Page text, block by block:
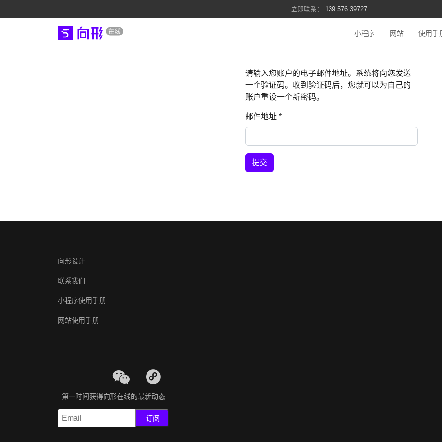
139 576 39727
小程序 网站 使用手
请输入您账户的电子邮件地址。系统将向您发送
一个验证码。收到验证码后，您就可以为自己的
账户重设一个新密码。
邮件地址 *
提交
向形设计
联系我们
小程序使用手册
网站使用手册
第一时间获得向形在线的最新动态
订阅